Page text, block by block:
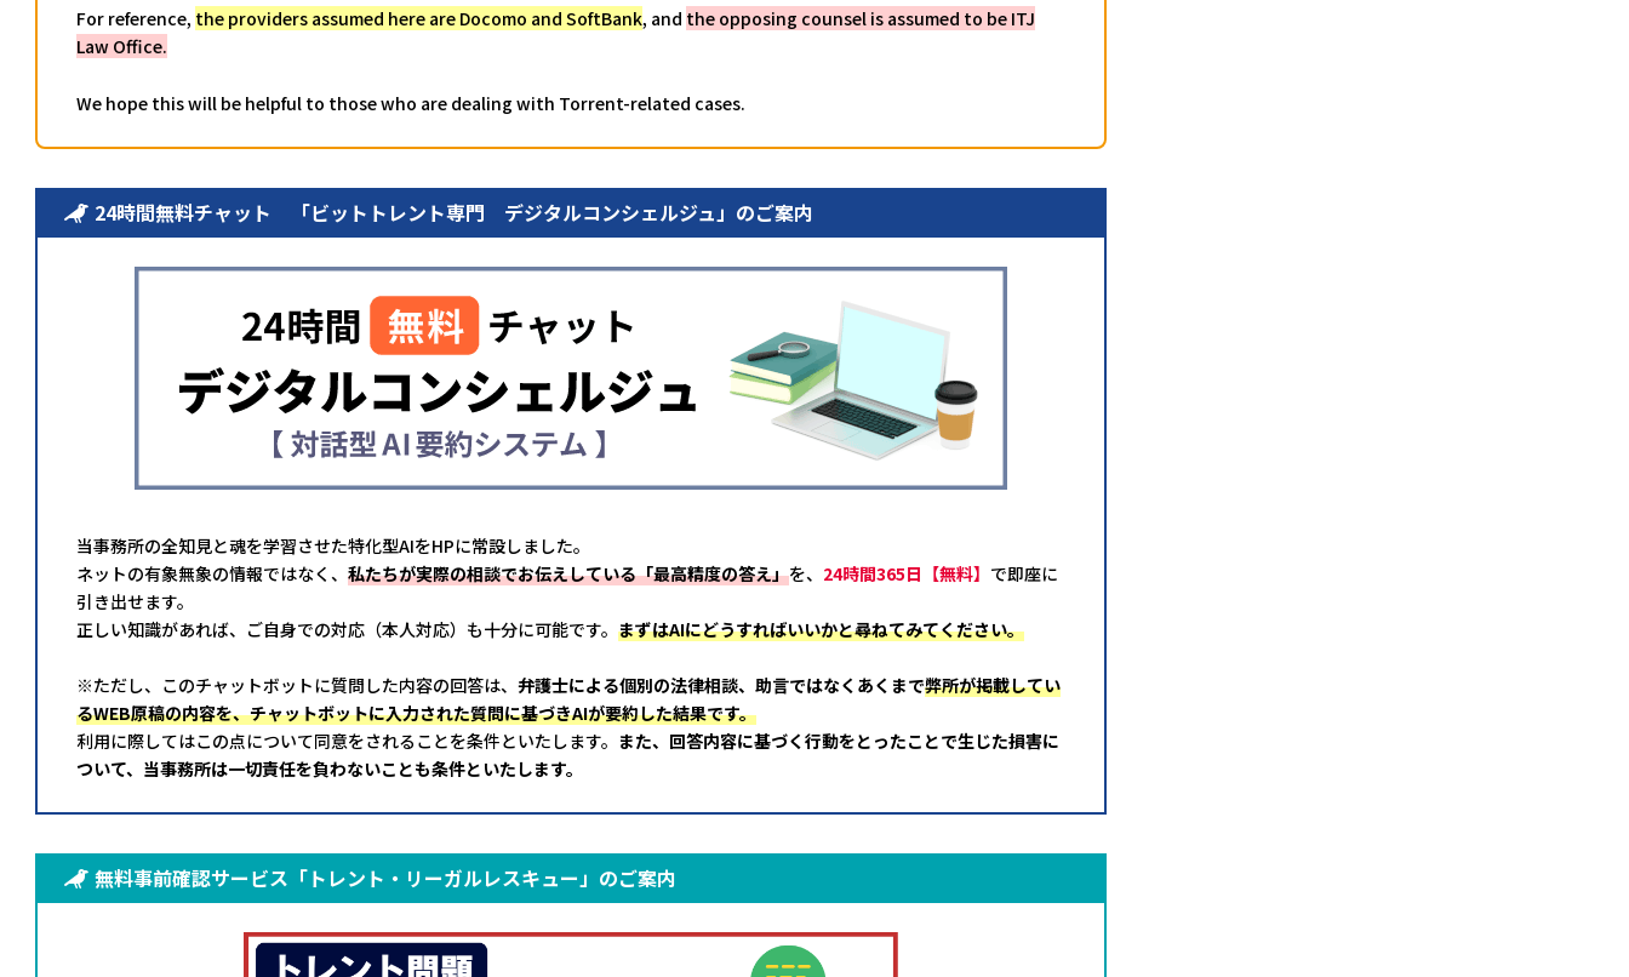
For reference, the providers assumed here are Docomo and SoftBank, and the opposing counsel is assumed to be ITJ
Law Office.
We hope this will be helpful to those who are dealing with Torrent-related cases.
24時間無料チャット 「ビットトレント専門 デジタルコンシェルジュ」のご案内
当事務所の全知見と魂を学習させた特化型AIをHPに常設しました。
ネットの有象無象の情報ではなく、 私たちが実際の相談でお伝えしている「最高精度の答え」を、 24時間365日【無料】 で即座に
引き出せます。
正しい知識があれば、ご自身での対応（本人対応）も十分に可能です。 まずはAIにどうすればいいかと尋ねてみてください。
※ただし、このチャットボットに質問した内容の回答は、 弁護士による個別の法律相談、助言ではなくあくまで弊所が掲載してい
るWEB原稿の内容を、チャットボットに入力された質問に基づきAIが要約した結果です。
利用に際してはこの点について同意をされることを条件といたします。 また、回答内容に基づく行動をとったことで生じた損害に
ついて、当事務所は一切責任を負わないことも条件といたします。
無料事前確認サービス「トレント・リーガルレスキュー」のご案内